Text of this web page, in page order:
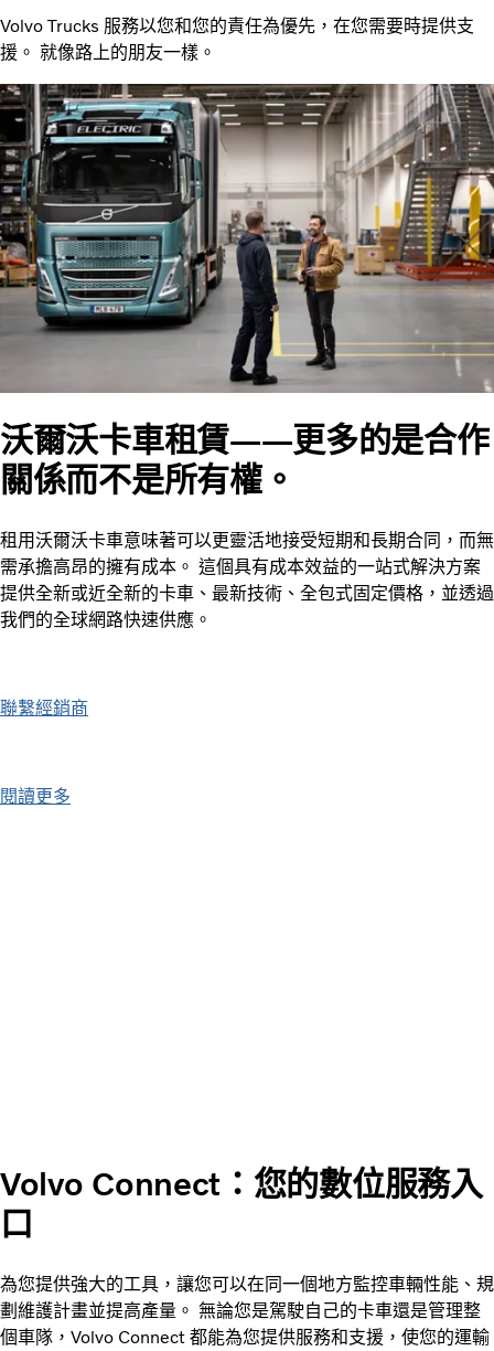
Volvo Trucks 服務以您和您的責任為優先，在您需要時提供支
援。 就像路上的朋友一樣。
沃爾沃卡車租賃——更多的是合作
關係而不是所有權。
租用沃爾沃卡車意味著可以更靈活地接受短期和長期合同，而無
需承擔高昂的擁有成本。 這個具有成本效益的一站式解決方案
提供全新或近全新的卡車、最新技術、全包式固定價格，並透過
我們的全球網路快速供應。
聯繫經銷商
閱讀更多
Volvo Connect：您的數位服務入
口
為您提供強大的工具，讓您可以在同一個地方監控車輛性能、規
劃維護計畫並提高產量。 無論您是駕駛自己的卡車還是管理整
個車隊，Volvo Connect 都能為您提供服務和支援，使您的運輸